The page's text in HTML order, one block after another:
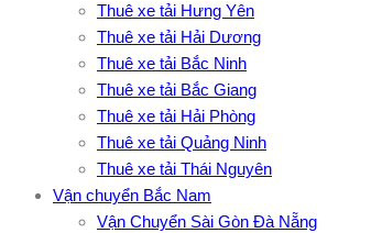
Thuê xe tải Hưng Yên
Thuê xe tải Hải Dương
Thuê xe tải Bắc Ninh
Thuê xe tải Bắc Giang
Thuê xe tải Hải Phòng
Thuê xe tải Quảng Ninh
Thuê xe tải Thái Nguyên
Vận chuyển Bắc Nam
Vận Chuyển Sài Gòn Đà Nẵng